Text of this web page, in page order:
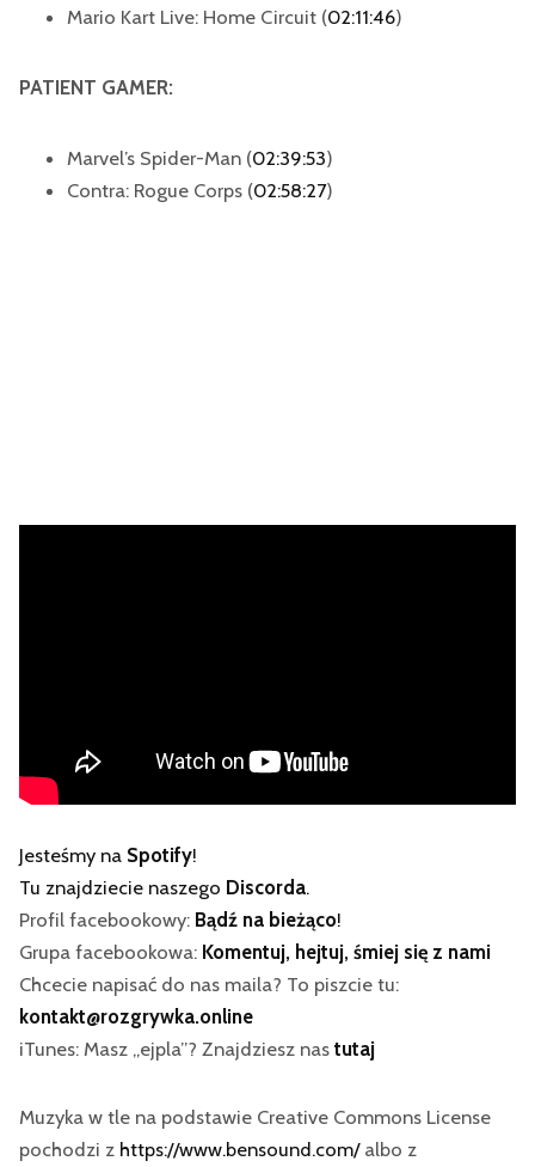
Mario Kart Live: Home Circuit (02:11:46)
PATIENT GAMER:
Marvel’s Spider-Man (02:39:53)
Contra: Rogue Corps (02:58:27)
Jesteśmy na Spotify!
Tu znajdziecie naszego Discorda.
Profil facebookowy: Bądź na bieżąco!
Grupa facebookowa: Komentuj, hejtuj, śmiej się z nami
Chcecie napisać do nas maila? To piszcie tu:
kontakt@rozgrywka.online
iTunes: Masz „ejpla”? Znajdziesz nastutaj
Muzyka w tle na podstawie Creative Commons License
pochodzi z https://www.bensound.com/albo z